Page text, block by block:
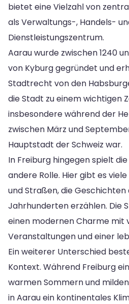
bietet eine Vielzahl von
als Verwaltungs-, Handels-
Dienstleistungszentrum.
Aarau wurde zwischen 1240
von Kyburg gegründet und
Stadtrecht von den
die Stadt zu einem wichtigen
insbesondere während der
zwischen März und
Hauptstadt der Schweiz war.
In Freiburg hingegen spielt
andere Rolle. Hier gibt es
und Straßen, die
Jahrhunderten erzählen. Die
einen modernen Charme mit
Veranstaltungen und einer
Ein weiterer Unterschied
Kontext. Während Freiburg
warmen Sommern und
in Aarau ein kontinentales